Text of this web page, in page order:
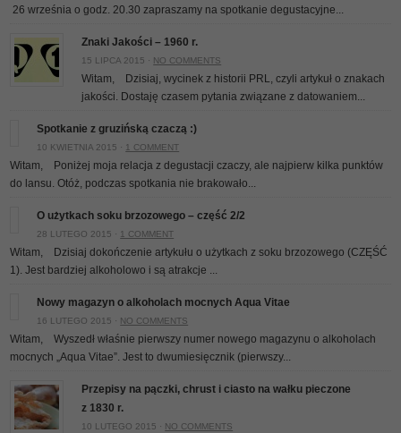
26 września o godz. 20.30 zapraszamy na spotkanie degustacyjne...
Znaki Jakości – 1960 r.
15 LIPCA 2015 · NO COMMENTS
Witam, Dzisiaj, wycinek z historii PRL, czyli artykuł o znakach
jakości. Dostaję czasem pytania związane z datowaniem...
Spotkanie z gruzińską czaczą :)
10 KWIETNIA 2015 · 1 COMMENT
Witam, Poniżej moja relacja z degustacji czaczy, ale najpierw kilka punktów
do lansu. Otóż, podczas spotkania nie brakowało...
O użytkach soku brzozowego – część 2/2
28 LUTEGO 2015 · 1 COMMENT
Witam, Dzisiaj dokończenie artykułu o użytkach z soku brzozowego (CZĘŚĆ
1). Jest bardziej alkoholowo i są atrakcje ...
Nowy magazyn o alkoholach mocnych Aqua Vitae
16 LUTEGO 2015 · NO COMMENTS
Witam, Wyszedł właśnie pierwszy numer nowego magazynu o alkoholach
mocnych „Aqua Vitae”. Jest to dwumiesięcznik (pierwszy...
Przepisy na pączki, chrust i ciasto na wałku pieczone
z 1830 r.
10 LUTEGO 2015 · NO COMMENTS